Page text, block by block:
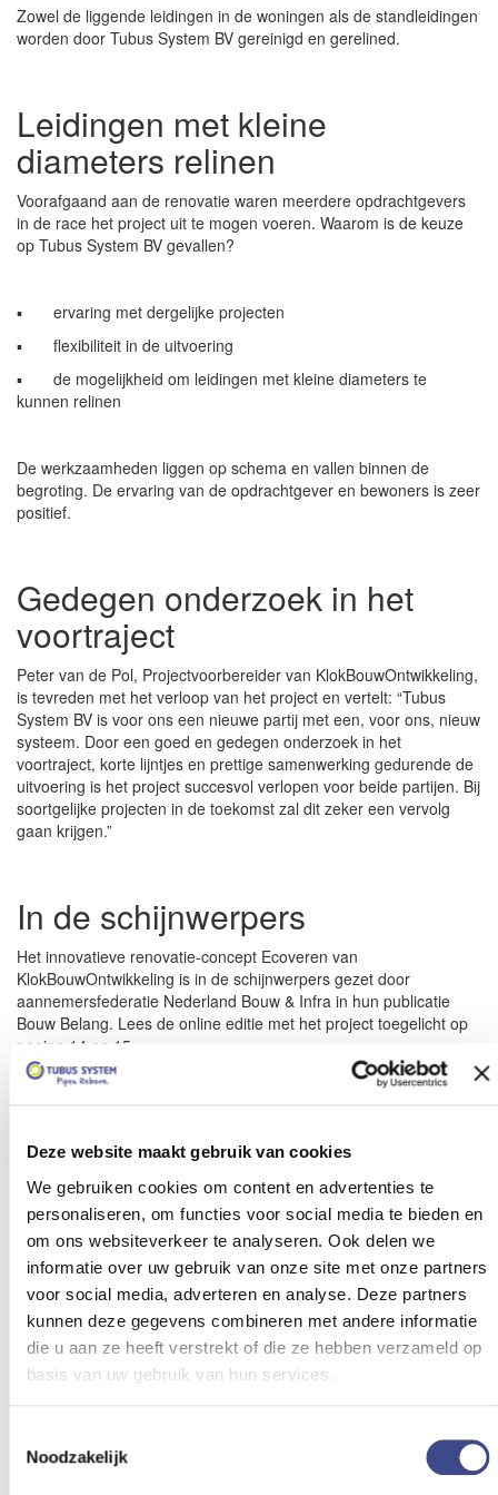
Deze website maakt gebruik van cookies
We gebruiken cookies om content en advertenties te
personaliseren, om functies voor social media te bieden en
om ons websiteverkeer te analyseren. Ook delen we
informatie over uw gebruik van onze site met onze partners
voor social media, adverteren en analyse. Deze partners
kunnen deze gegevens combineren met andere informatie
die u aan ze heeft verstrekt of die ze hebben verzameld op
basis van uw gebruik van hun services.
Noodzakelijk
Zowel de liggende leidingen in de woningen als de standleidingen
worden door Tubus System BV gereinigd en gerelined.
Leidingen met kleine
diameters relinen
Voorafgaand aan de renovatie waren meerdere opdrachtgevers
in de race het project uit te mogen voeren. Waarom is de keuze
op Tubus System BV gevallen?
▪ ervaring met dergelijke projecten
▪ flexibiliteit in de uitvoering
▪ de mogelijkheid om leidingen met kleine diameters te
kunnen relinen
De werkzaamheden liggen op schema en vallen binnen de
begroting. De ervaring van de opdrachtgever en bewoners is zeer
positief.
Gedegen onderzoek in het
voortraject
Peter van de Pol, Projectvoorbereider van KlokBouwOntwikkeling,
is tevreden met het verloop van het project en vertelt: “Tubus
System BV is voor ons een nieuwe partij met een, voor ons, nieuw
systeem. Door een goed en gedegen onderzoek in het
voortraject, korte lijntjes en prettige samenwerking gedurende de
uitvoering is het project succesvol verlopen voor beide partijen. Bij
soortgelijke projecten in de toekomst zal dit zeker een vervolg
gaan krijgen.”
In de schijnwerpers
Het innovatieve renovatie-concept Ecoveren van
KlokBouwOntwikkeling is in de schijnwerpers gezet door
aannemersfederatie Nederland Bouw & Infra in hun publicatie
Bouw Belang. Lees de online editie met het project toegelicht op
pagina 14 en 15.
Naar startpagina
Contact
Tubus System BV
Hoofdvestiging & postadres:
Ambachtstraat 1
2751 GP Moerkapelle
079 361 8489
info@tubussystem.nl
Whistleblowing
Relinen
Leidingrenovatie
Conditiemeting
Over ons